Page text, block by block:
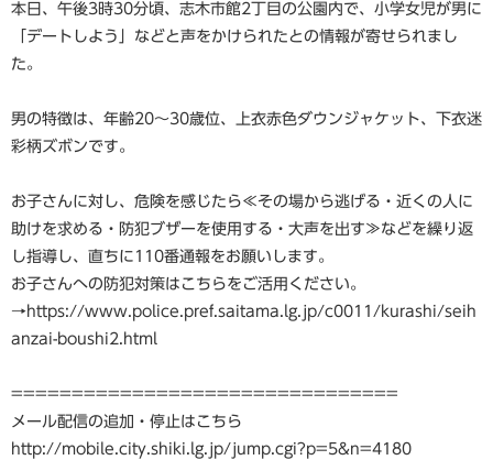
本日、午後3時30分頃、志木市館2丁目の公園内で、小学女児が男に
「デートしよう」などと声をかけられたとの情報が寄せられまし
た。
男の特徴は、年齢20〜30歳位、上衣赤色ダウンジャケット、下衣迷
彩柄ズボンです。
お子さんに対し、危険を感じたら≪その場から逃げる・近くの人に
助けを求める・防犯ブザーを使用する・大声を出す≫などを繰り返
し指導し、直ちに110番通報をお願いします。
お子さんへの防犯対策はこちらをご活用ください。
→https://www.police.pref.saitama.lg.jp/c0011/kurashi/seih
anzai-boushi2.html
================================
メール配信の追加・停止はこちら
http://mobile.city.shiki.lg.jp/jump.cgi?p=5&n=4180